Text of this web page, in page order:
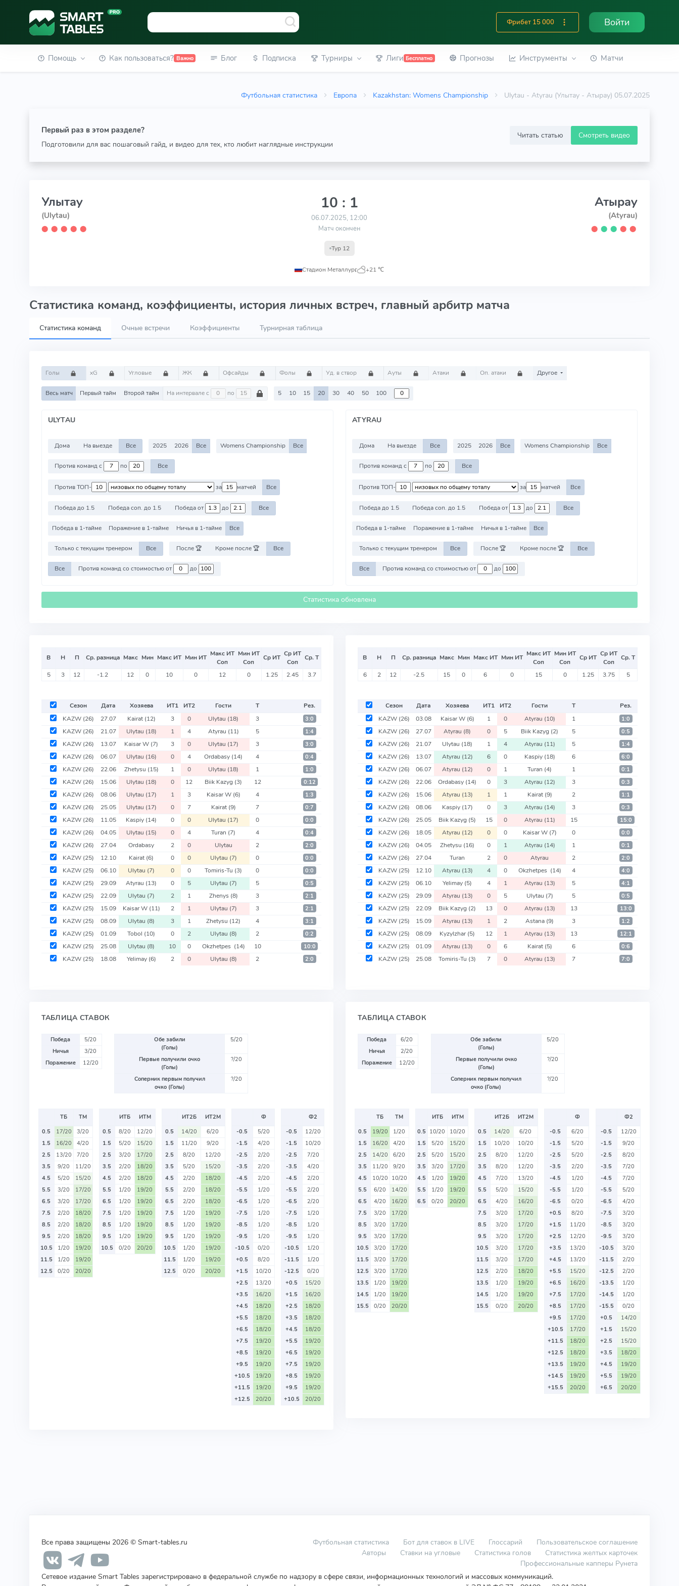
Фрибет 15 000 Войти
Помощь Как пользоваться? Важно Блог Подписка Турниры Лиги Бесплатно Прогнозы Инструменты Матчи
Футбольная статистика Европа Kazakhstan: Womens Championship Ulytau - Atyrau (Улытау - Атырау) 05.07.2025
Первый раз в этом разделе?
Подготовили для вас пошаговый гайд, и видео для тех, кто любит наглядные инструкции
Читать статью Смотреть видео
Улытау
(Ulytau)
⬤ ⬤ ⬤ ⬤ ⬤
10 : 1
06.07.2025, 12:00
Матч окончен
Тур 12
Стадион Металлург
, +21 ℃
Атырау
(Atyrau)
⬤ ⬤ ⬤ ⬤ ⬤
Статистика команд, коэффициенты, история личных встреч, главный арбитр матча
Статистика команд Очные встречи Коэффициенты Турнирная таблица
Голы xG Угловые ЖК Офсайды Фолы Уд. в створ Ауты Атаки Оп. атаки Другое
Весь матч Первый тайм Второй тайм На интервале с по 5 10 15 20 30 40 50 100
ULYTAU
Дома На выезде Все 2025 2026 Все Womens Championship Все
Против команд с по Все
Против ТОП- за матчей Все
Победа до 1.5 Победа соп. до 1.5 Победа от до Все
Победа в 1-тайме Поражение в 1-тайме Ничья в 1-тайме Все
Только с текущим тренером Все После 🏆 Кроме после 🏆 Все
Все Против команд со стоимостью от до
ATYRAU
Дома На выезде Все 2025 2026 Все Womens Championship Все
Против команд с по Все
Против ТОП- за матчей Все
Победа до 1.5 Победа соп. до 1.5 Победа от до Все
Победа в 1-тайме Поражение в 1-тайме Ничья в 1-тайме Все
Только с текущим тренером Все После 🏆 Кроме после 🏆 Все
Все Против команд со стоимостью от до
Статистика обновлена
В Н П Ср. разница Макс Мин Макс ИТ Мин ИТ Макс ИТ
Соп
Мин ИТ
Соп
Ср ИТ Ср ИТ
Соп
Ср. Т
5 3 12 -1.2 12 0 10 0 12 0 1.25 2.45 3.7
Сезон Дата Хозяева ИТ1 ИТ2 Гости Т
Рез.
KAZW (26) 27.07 Kairat (12) 3 0 Ulytau (18) 3 3:0
KAZW (26) 21.07 Ulytau (18) 1 4 Atyrau (11) 5 1:4
KAZW (26) 13.07 Kaisar W (7) 3 0 Ulytau (17) 3 3:0
KAZW (26) 06.07 Ulytau (16) 0 4 Ordabasy (14) 4 0:4
KAZW (26) 22.06 Zhetysu (15) 1 0 Ulytau (18) 1 1:0
KAZW (26) 15.06 Ulytau (18) 0 12 Biik Kazyg (3) 12 0:12
KAZW (26) 08.06 Ulytau (17) 1 3 Kaisar W (6) 4 1:3
KAZW (26) 25.05 Ulytau (17) 0 7 Kairat (9) 7 0:7
KAZW (26) 11.05 Kaspiy (14) 0 0 Ulytau (17) 0 0:0
KAZW (26) 04.05 Ulytau (15) 0 4 Turan (7) 4 0:4
KAZW (26) 27.04 Ordabasy 2 0 Ulytau 2 2:0
KAZW (25) 12.10 Kairat (6) 0 0 Ulytau (7) 0 0:0
KAZW (25) 06.10 Ulytau (7) 0 0 Tomiris-Tu (3) 0 0:0
KAZW (25) 29.09 Atyrau (13) 0 5 Ulytau (7) 5 0:5
KAZW (25) 22.09 Ulytau (7) 2 1 Zhenys (8) 3 2:1
KAZW (25) 15.09 Kaisar W (11) 2 1 Ulytau (7) 3 2:1
KAZW (25) 08.09 Ulytau (8) 3 1 Zhetysu (12) 4 3:1
KAZW (25) 01.09 Tobol (10) 0 2 Ulytau (8) 2 0:2
KAZW (25) 25.08 Ulytau (8) 10 0 Okzhetpes (14) 10 10:0
KAZW (25) 18.08 Yelimay (6) 2 0 Ulytau (8) 2 2:0
ТАБЛИЦА СТАВОК
Победа
5/20
Ничья
3/20
Поражение
12/20
Обе забили
(Голы)
5/20
Первые получили очко
(Голы)
?/20
Соперник первым получил
очко (Голы)
?/20
ТБ
ТМ
0.5
17/20
3/20
1.5
16/20
4/20
2.5
13/20
7/20
3.5
9/20
11/20
4.5
5/20
15/20
5.5
3/20
17/20
6.5
3/20
17/20
7.5
2/20
18/20
8.5
2/20
18/20
9.5
2/20
18/20
10.5
1/20
19/20
11.5
1/20
19/20
12.5
0/20 20/20
ИТБ
ИТМ
0.5
8/20
12/20
1.5
5/20
15/20
2.5
3/20
17/20
3.5
2/20
18/20
4.5
2/20
18/20
5.5
1/20
19/20
6.5
1/20
19/20
7.5
1/20
19/20
8.5
1/20
19/20
9.5
1/20
19/20
10.5
0/20 20/20
ИТ2Б
ИТ2М
0.5
14/20
6/20
1.5
11/20
9/20
2.5
8/20
12/20
3.5
5/20
15/20
4.5
2/20
18/20
5.5
2/20
18/20
6.5
2/20
18/20
7.5
1/20
19/20
8.5
1/20
19/20
9.5
1/20
19/20
10.5
1/20
19/20
11.5
1/20
19/20
12.5
0/20 20/20
Ф
-0.5
5/20
-1.5
4/20
-2.5
2/20
-3.5
2/20
-4.5
2/20
-5.5
1/20
-6.5
1/20
-7.5
1/20
-8.5
1/20
-9.5
1/20
-10.5
0/20
+0.5
8/20
+1.5
10/20
+2.5
13/20
+3.5
16/20
+4.5
18/20
+5.5
18/20
+6.5
18/20
+7.5
19/20
+8.5
19/20
+9.5
19/20
+10.5
19/20
+11.5
19/20
+12.5
20/20
Ф2
-0.5
12/20
-1.5
10/20
-2.5
7/20
-3.5
4/20
-4.5
2/20
-5.5
2/20
-6.5
2/20
-7.5
1/20
-8.5
1/20
-9.5
1/20
-10.5
1/20
-11.5
1/20
-12.5
0/20
+0.5
15/20
+1.5
16/20
+2.5
18/20
+3.5
18/20
+4.5
18/20
+5.5
19/20
+6.5
19/20
+7.5
19/20
+8.5
19/20
+9.5
19/20
+10.5
20/20
В Н П Ср. разница Макс Мин Макс ИТ Мин ИТ Макс ИТ
Соп
Мин ИТ
Соп
Ср ИТ Ср ИТ
Соп
Ср. Т
6 2 12 -2.5 15 0 6 0 15 0 1.25 3.75 5
Сезон Дата Хозяева ИТ1 ИТ2 Гости Т
Рез.
KAZW (26) 03.08 Kaisar W (6) 1 0 Atyrau (10) 1 1:0
KAZW (26) 27.07 Atyrau (8) 0 5 Biik Kazyg (2) 5 0:5
KAZW (26) 21.07 Ulytau (18) 1 4 Atyrau (11) 5 1:4
KAZW (26) 13.07 Atyrau (12) 6 0 Kaspiy (18) 6 6:0
KAZW (26) 06.07 Atyrau (12) 0 1 Turan (4) 1 0:1
KAZW (26) 22.06 Ordabasy (14) 0 3 Atyrau (12) 3 0:3
KAZW (26) 15.06 Atyrau (13) 1 1 Kairat (9) 2 1:1
KAZW (26) 08.06 Kaspiy (17) 0 3 Atyrau (14) 3 0:3
KAZW (26) 25.05 Biik Kazyg (5) 15 0 Atyrau (11) 15 15:0
KAZW (26) 18.05 Atyrau (12) 0 0 Kaisar W (7) 0 0:0
KAZW (26) 04.05 Zhetysu (16) 0 1 Atyrau (14) 1 0:1
KAZW (26) 27.04 Turan 2 0 Atyrau 2 2:0
KAZW (25) 12.10 Atyrau (13) 4 0 Okzhetpes (14) 4 4:0
KAZW (25) 06.10 Yelimay (5) 4 1 Atyrau (13) 5 4:1
KAZW (25) 29.09 Atyrau (13) 0 5 Ulytau (7) 5 0:5
KAZW (25) 22.09 Biik Kazyg (2) 13 0 Atyrau (13) 13 13:0
KAZW (25) 15.09 Atyrau (13) 1 2 Astana (9) 3 1:2
KAZW (25) 08.09 Kyzylzhar(5) 12 1 Atyrau (13) 13 12:1
KAZW (25) 01.09 Atyrau (13) 0 6 Kairat (5) 6 0:6
KAZW (25) 25.08 Tomiris-Tu (3) 7 0 Atyrau (13) 7 7:0
ТАБЛИЦА СТАВОК
Победа
6/20
Ничья
2/20
Поражение
12/20
Обе забили
(Голы)
5/20
Первые получили очко
(Голы)
?/20
Соперник первым получил
очко (Голы)
?/20
ТБ
ТМ
0.5
19/20
1/20
1.5
16/20
4/20
2.5
14/20
6/20
3.5
11/20
9/20
4.5
10/20 10/20
5.5
6/20
14/20
6.5
4/20
16/20
7.5
3/20
17/20
8.5
3/20
17/20
9.5
3/20
17/20
10.5
3/20
17/20
11.5
3/20
17/20
12.5
3/20
17/20
13.5
1/20
19/20
14.5
1/20
19/20
15.5
0/20 20/20
ИТБ
ИТМ
0.5 10/20
10/20
1.5
5/20
15/20
2.5
5/20
15/20
3.5
3/20
17/20
4.5
1/20
19/20
5.5
1/20
19/20
6.5
0/20 20/20
ИТ2Б
ИТ2М
0.5
14/20
6/20
1.5
10/20
10/20
2.5
8/20
12/20
3.5
8/20
12/20
4.5
7/20
13/20
5.5
5/20
15/20
6.5
4/20
16/20
7.5
3/20
17/20
8.5
3/20
17/20
9.5
3/20
17/20
10.5
3/20
17/20
11.5
3/20
17/20
12.5
2/20
18/20
13.5
1/20
19/20
14.5
1/20
19/20
15.5
0/20 20/20
Ф
-0.5
6/20
-1.5
5/20
-2.5
5/20
-3.5
2/20
-4.5
1/20
-5.5
1/20
-6.5
0/20
+0.5
8/20
+1.5
11/20
+2.5
12/20
+3.5
13/20
+4.5
13/20
+5.5
15/20
+6.5
16/20
+7.5
17/20
+8.5
17/20
+9.5
17/20
+10.5
17/20
+11.5
18/20
+12.5
18/20
+13.5
19/20
+14.5
19/20
+15.5
20/20
Ф2
-0.5
12/20
-1.5
9/20
-2.5
8/20
-3.5
7/20
-4.5
7/20
-5.5
5/20
-6.5
4/20
-7.5
3/20
-8.5
3/20
-9.5
3/20
-10.5
3/20
-11.5
2/20
-12.5
2/20
-13.5
1/20
-14.5
1/20
-15.5
0/20
+0.5
14/20
+1.5
15/20
+2.5
15/20
+3.5
18/20
+4.5
19/20
+5.5
19/20
+6.5
20/20
Все права защищены 2026 © Smart-tables.ru Футбольная статистика Бот для ставок в LIVE Глоссарий
Пользовательское соглашение
Авторы
Ставки на угловые Статистика голов
Статистика желтых карточек
Профессиональные капперы Рунета
Сетевое издание Smart Tables зарегистрировано в федеральной службе по надзору в сфере связи, информационных технологий и массовых коммуникаций.